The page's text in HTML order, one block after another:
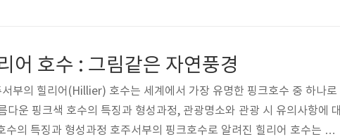
면이 달궈지고 뜨거워집..
어 호수 : 그림같은 자연풍경
부의 힐리어(Hillier) 호수는 세계에서 가장 유명한 핑크호수 중 하나로
다운 핑크색 호수의 특징과 형성과정, 관광명소와 관광 시 유의사항에 대
수의 특징과 형성과정 호주서부의 핑크호수로 알려진 힐리어 호수는 얕